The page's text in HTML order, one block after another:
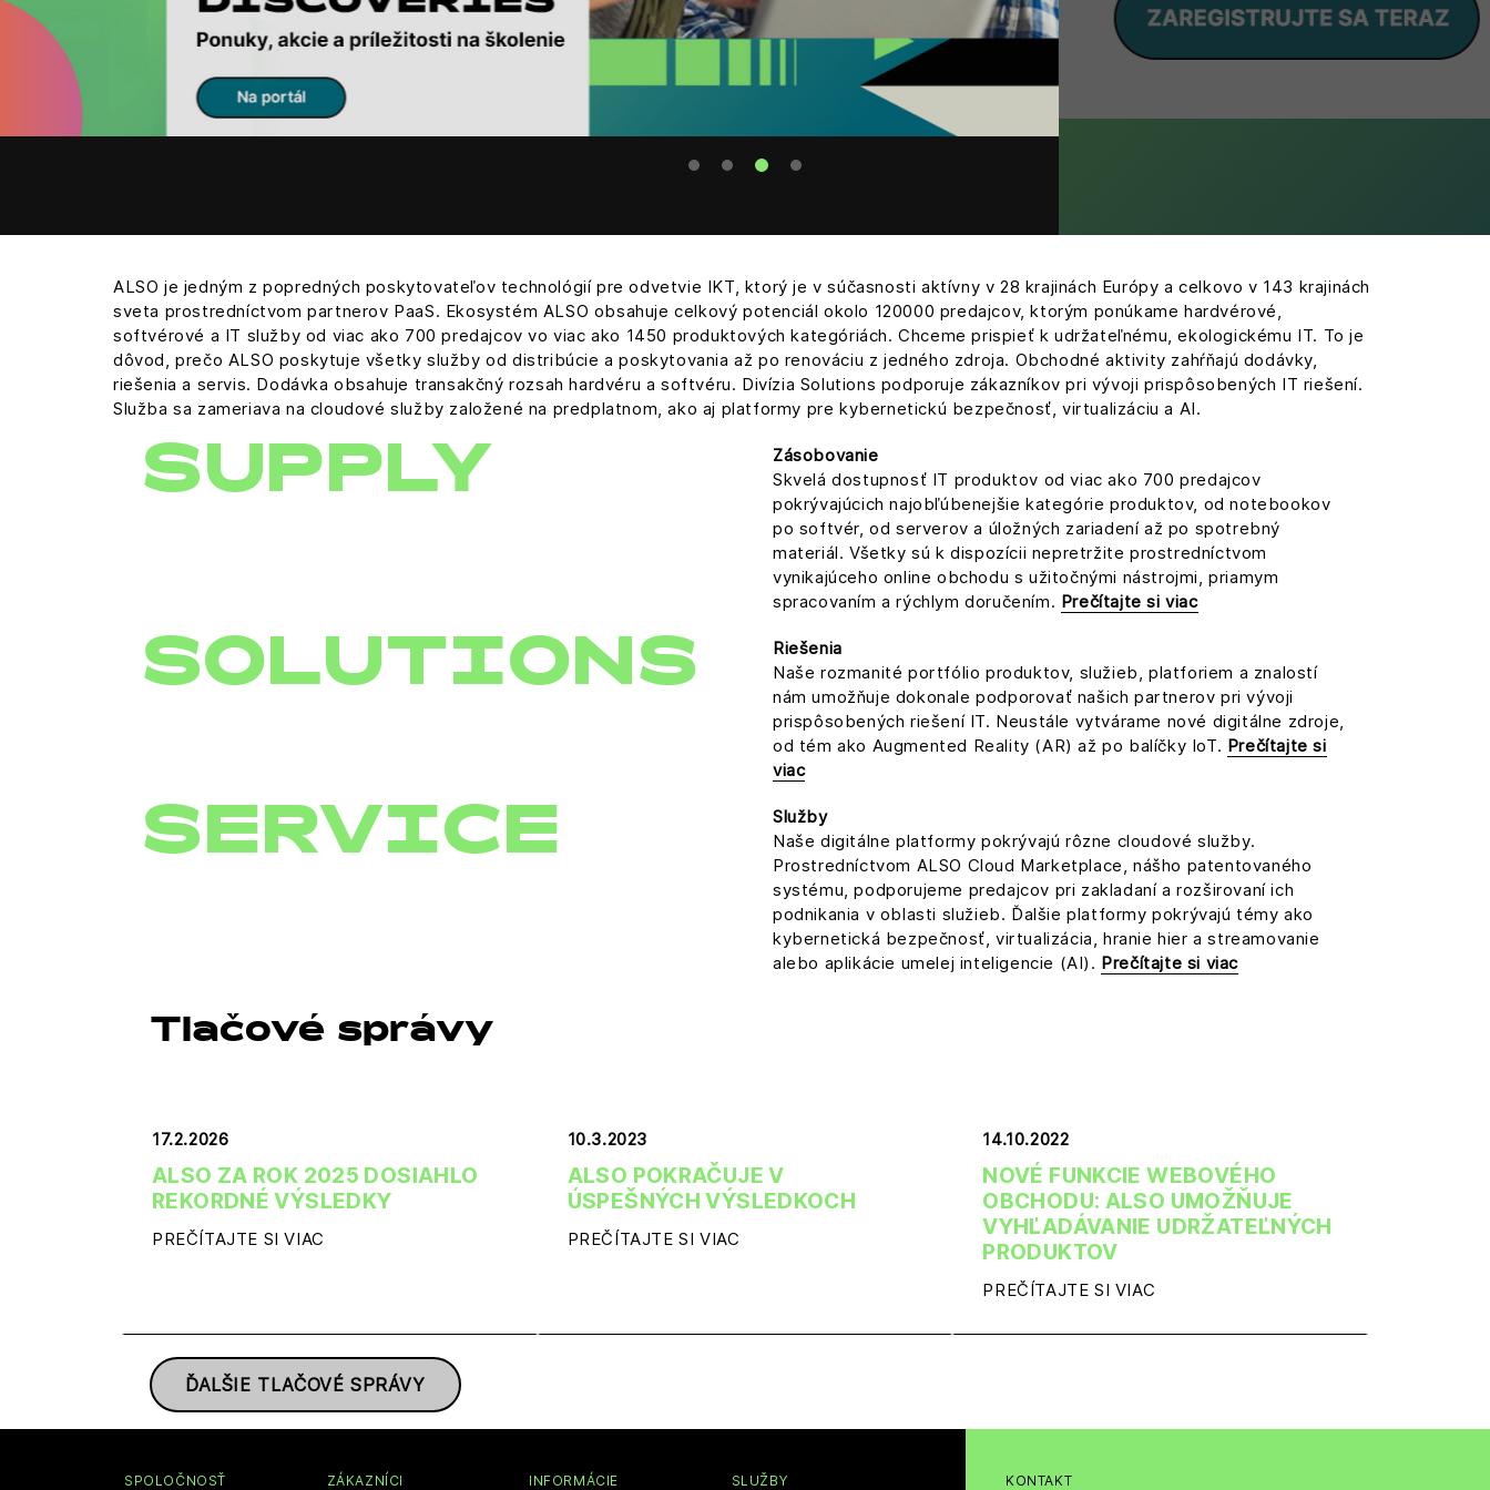
ALSO je jedným z popredných poskytovateľov technológií pre odvetvie IKT, ktorý je v súčasnosti aktívny v 28 krajinách Európy a celkovo v 143 krajinách
sveta prostredníctvom partnerov PaaS. Ekosystém ALSO obsahuje celkový potenciál okolo 120000 predajcov, ktorým ponúkame hardvérové,
softvérové a IT služby od viac ako 700 predajcov vo viac ako 1450 produktových kategóriách. Chceme prispieť k udržateľnému, ekologickému IT. To je
dôvod, prečo ALSO poskytuje všetky služby od distribúcie a poskytovania až po renováciu z jedného zdroja. Obchodné aktivity zahŕňajú dodávky,
riešenia a servis. Dodávka obsahuje transakčný rozsah hardvéru a softvéru. Divízia Solutions podporuje zákazníkov pri vývoji prispôsobených IT riešení.
Služba sa zameriava na cloudové služby založené na predplatnom, ako aj platformy pre kybernetickú bezpečnosť, virtualizáciu a AI.
SUPPLY
Zásobovanie
Skvelá dostupnosť IT produktov od viac ako 700 predajcov
pokrývajúcich najobľúbenejšie kategórie produktov, od notebookov
po softvér, od serverov a úložných zariadení až po spotrebný
materiál. Všetky sú k dispozícii nepretržite prostredníctvom
vynikajúceho online obchodu s užitočnými nástrojmi, priamym
spracovaním a rýchlym doručením. Prečítajte si viac
SOLUTIONS
Riešenia
Naše rozmanité portfólio produktov, služieb, platforiem a znalostí
nám umožňuje dokonale podporovať našich partnerov pri vývoji
prispôsobených riešení IT. Neustále vytvárame nové digitálne zdroje,
od tém ako Augmented Reality (AR) až po balíčky IoT. Prečítajte si
viac
SERVICE
Služby
Naše digitálne platformy pokrývajú rôzne cloudové služby.
Prostredníctvom ALSO Cloud Marketplace, nášho patentovaného
systému, podporujeme predajcov pri zakladaní a rozširovaní ich
podnikania v oblasti služieb. Ďalšie platformy pokrývajú témy ako
kybernetická bezpečnosť, virtualizácia, hranie hier a streamovanie
alebo aplikácie umelej inteligencie (AI). Prečítajte si viac
Tlačové správy
17.2.2026
ALSO ZA ROK 2025 DOSIAHLO
REKORDNÉ VÝSLEDKY
PREČÍTAJTE SI VIAC
10.3.2023
ALSO POKRAČUJE V
ÚSPEŠNÝCH VÝSLEDKOCH
PREČÍTAJTE SI VIAC
14.10.2022
NOVÉ FUNKCIE WEBOVÉHO
OBCHODU: ALSO UMOŽŇUJE
VYHĽADÁVANIE UDRŽATEĽNÝCH
PRODUKTOV
PREČÍTAJTE SI VIAC
ĎALŠIE TLAČOVÉ SPRÁVY
KONTAKT
SPOLOČNOSŤ ZÁKAZNÍCI INFORMÁCIE SLUŽBY